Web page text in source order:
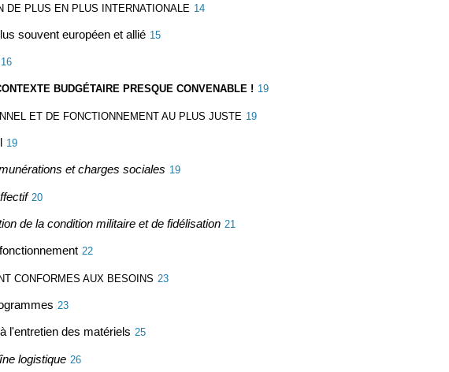
DE PLUS EN PLUS INTERNATIONALE 14
souvent européen et allié 15
16
BUDGÉTAIRE PRESQUE CONVENABLE ! 19
ET DE FONCTIONNEMENT AU PLUS JUSTE 19
19
et charges sociales 19
20
de la condition militaire et de fidélisation 21
22
CONFORMES AUX BESOINS 23
23
l'entretien des matériels 25
logistique 26